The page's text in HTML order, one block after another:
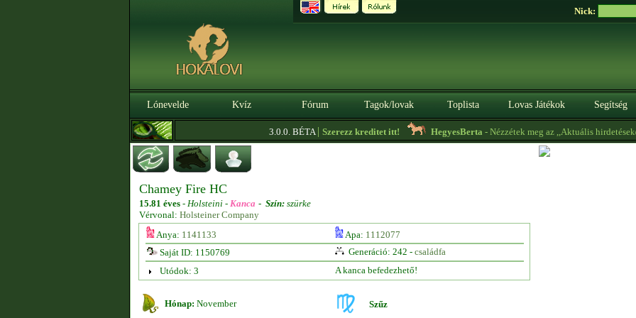
Nick:
Lónevelde Kvíz Fórum Tagok/lovak Toplista Lovas Játékok Segítség
3.0.0. BÉTA|Szerezz kreditet itt! HegyesBerta- Nézzétek meg az ,,Aktuális
Chamey Fire HC
15.81 éves - Holsteini - Kanca - Szín: szürke
Vérvonal: Holsteiner Company
Anya: 1141133 Apa: 1112077
Saját ID: 1150769
Generáció: 242 - családfa
Utódok: 3
A kanca befedezhető!
Hónap: November Szűz